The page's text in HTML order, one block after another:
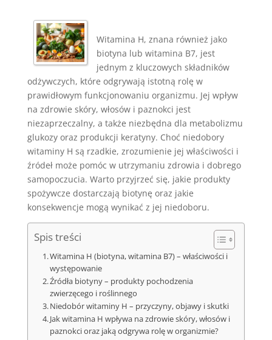
Witamina H, znana również jako
biotyna lub witamina B7, jest
jednym z kluczowych składników
odżywczych, które odgrywają istotną rolę w
prawidłowym funkcjonowaniu organizmu. Jej wpływ
na zdrowie skóry, włosów i paznokci jest
niezaprzeczalny, a także niezbędna dla metabolizmu
glukozy oraz produkcji keratyny. Choć niedobory
witaminy H są rzadkie, zrozumienie jej właściwości i
źródeł może pomóc w utrzymaniu zdrowia i dobrego
samopoczucia. Warto przyjrzeć się, jakie produkty
spożywcze dostarczają biotynę oraz jakie
konsekwencje mogą wynikać z jej niedoboru.
Spis treści
Witamina H (biotyna, witamina B7) – właściwości i
występowanie
Źródła biotyny – produkty pochodzenia
zwierzęcego i roślinnego
Niedobór witaminy H – przyczyny, objawy i skutki
Jak witamina H wpływa na zdrowie skóry, włosów i
paznokci oraz jaką odgrywa rolę w organizmie?